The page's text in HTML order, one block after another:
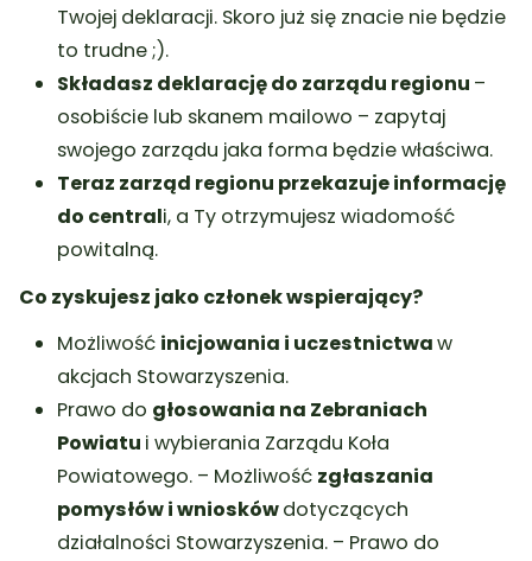
Twojej deklaracji. Skoro już się znacie nie będzie
to trudne ;).
Składasz deklarację do zarządu regionu –
osobiście lub skanem mailowo – zapytaj
swojego zarządu jaka forma będzie właściwa.
Teraz zarząd regionu przekazuje informację
do centrali, a Ty otrzymujesz wiadomość
powitalną.
Co zyskujesz jako członek wspierający?
Możliwość inicjowania i uczestnictwaw
akcjach Stowarzyszenia.
Prawo do głosowania na Zebraniach
Powiatu i wybierania Zarządu Koła
Powiatowego. – Możliwość zgłaszania
pomysłów i wnioskówdotyczących
działalności Stowarzyszenia. – Prawo do